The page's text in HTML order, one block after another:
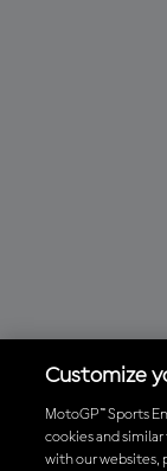
Customize
MotoGP™ Sports
cookies and
with our websites,